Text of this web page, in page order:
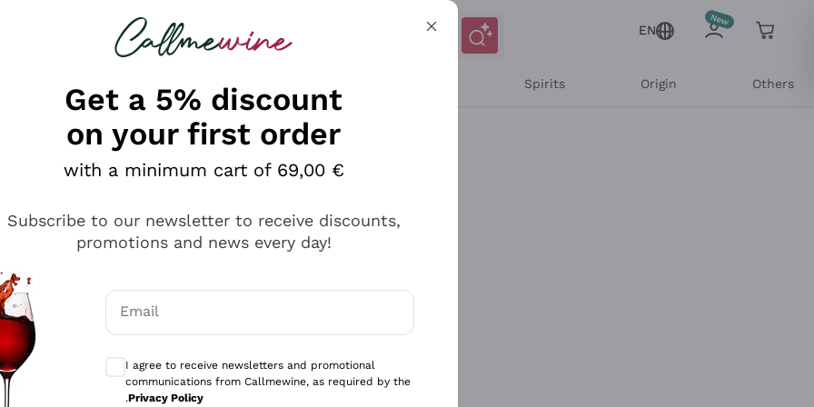
looking for
EN
Spirits Origin Others
Get a 5% discount
on your first order
with a minimum cart of 69,00 €
Subscribe to our newsletter to receive discounts,
promotions and news every day!
Email
I agree to receive newsletters and promotional
communications from Callmewine, as required by the
.Privacy Policy